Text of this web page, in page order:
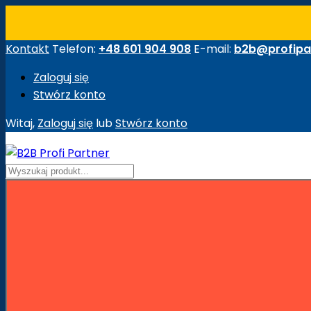
Kontakt Telefon: +48 601 904 908 E-mail:
Zaloguj się
Stwórz konto
Witaj, Zaloguj się lubStwórz konto